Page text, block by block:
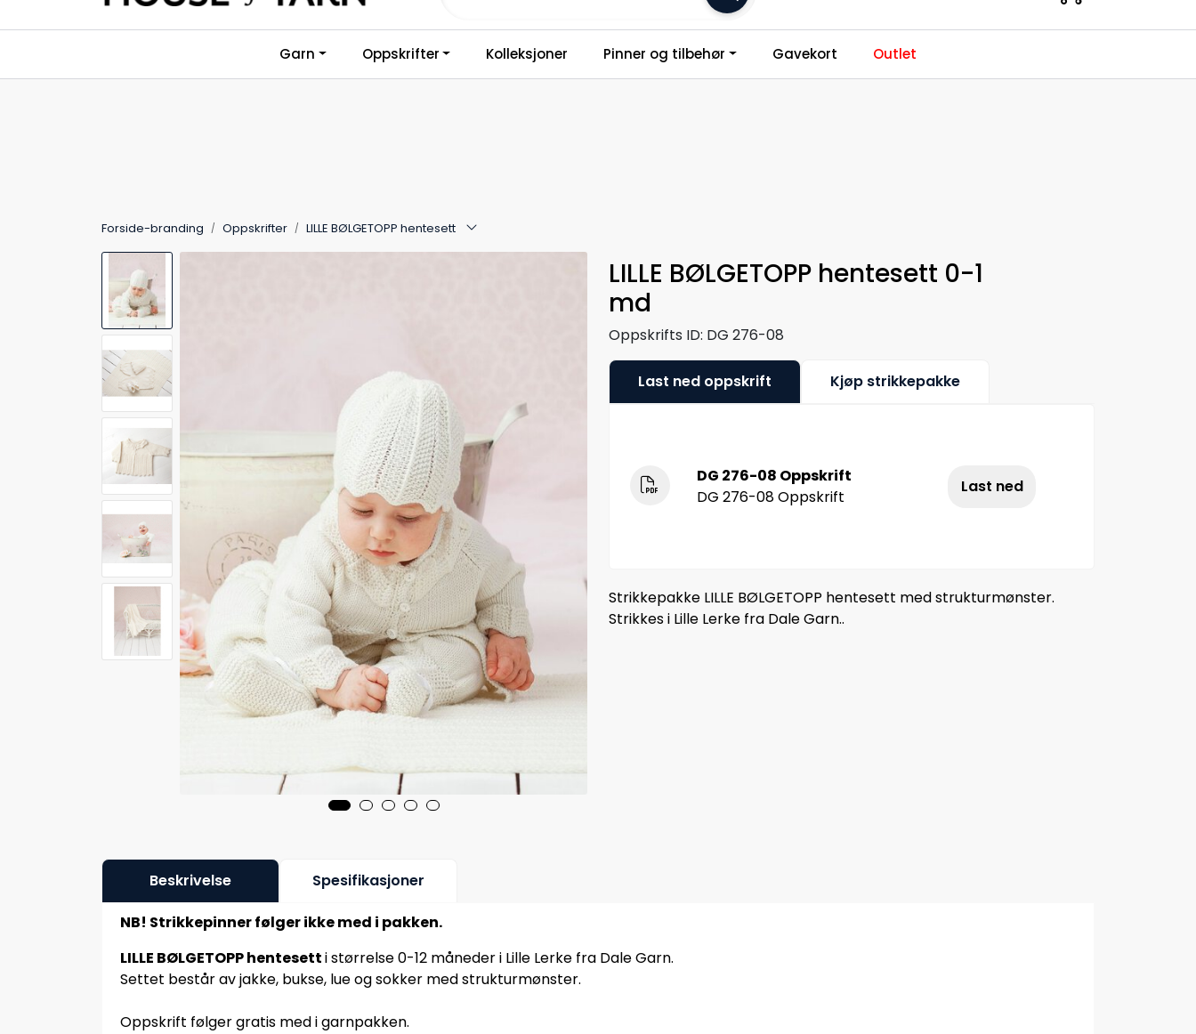
Skip to main content
Kundeservice
Garn Oppskrifter Kolleksjoner Pinner og tilbehør Gavekort Outlet
Forside-branding Oppskrifter LILLE BØLGETOPP hentesett
LILLE BØLGETOPP hentesett 0-1
md
Oppskrifts ID: DG 276-08
Last ned oppskrift Kjøp strikkepakke
DG 276-08 Oppskrift
DG 276-08 Oppskrift
Last ned
Strikkepakke LILLE BØLGETOPP hentesett med strukturmønster.
Strikkes i Lille Lerke fra Dale Garn..
Beskrivelse Spesifikasjoner
NB! Strikkepinner følger ikke med i pakken.
LILLE BØLGETOPP hentesetti størrelse 0-12 måneder i Lille Lerke fra Dale Garn.
Settet består av jakke, bukse, lue og sokker med strukturmønster.
Oppskrift følger gratis med i garnpakken.